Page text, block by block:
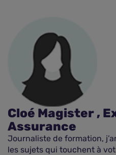
Cloé Magister ,
Assurance
Journaliste de formation,
les sujets qui touchent à